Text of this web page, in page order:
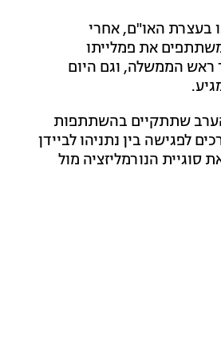
בעצרת האו"ם, אחרי
את פמלייתו
ראש הממשלה, וגם היום
הערב שתתקיים בהשתתפות
לפגישה בין נתניהו לביידן
הנורמליזציה מול